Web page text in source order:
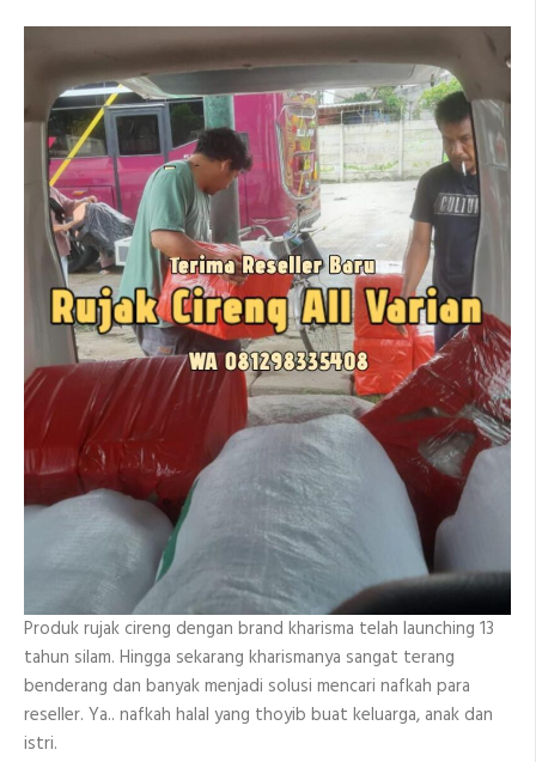
Produk rujak cireng dengan brand kharisma telah launching 13
tahun silam. Hingga sekarang kharismanya sangat terang
benderang dan banyak menjadi solusi mencari nafkah para
reseller. Ya.. nafkah halal yang thoyib buat keluarga, anak dan
istri.